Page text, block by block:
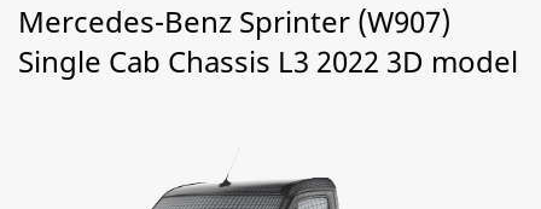
Mercedes-Benz Sprinter (W907)
Single Cab Chassis L3 2022 3D model